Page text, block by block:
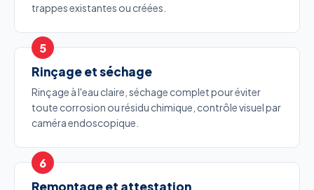
trappes existantes ou créées.
Rinçage et séchage
Rinçage à l'eau claire, séchage complet pour éviter
toute corrosion ou résidu chimique, contrôle visuel par
caméra endoscopique.
Remontage et attestation